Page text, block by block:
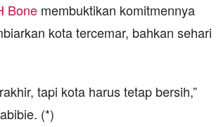
Bone membuktikan komitmennya
kota tercemar, bahkan sehari
tapi kota harus tetap bersih,”
(*)